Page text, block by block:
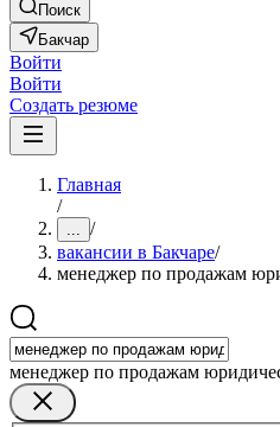
Поиск
Бакчар
Войти
Войти
Создать резюме
Главная
/
... /
вакансии в Бакчаре/
менеджер по продажам
менеджер по продажам